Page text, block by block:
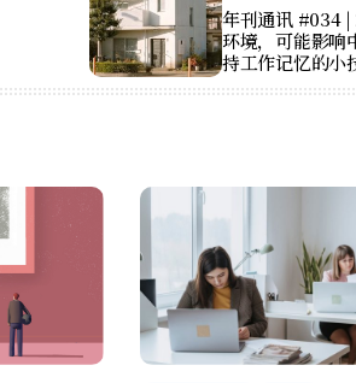
年刊通讯 #034 |
环境，可能影响
持工作记忆的小